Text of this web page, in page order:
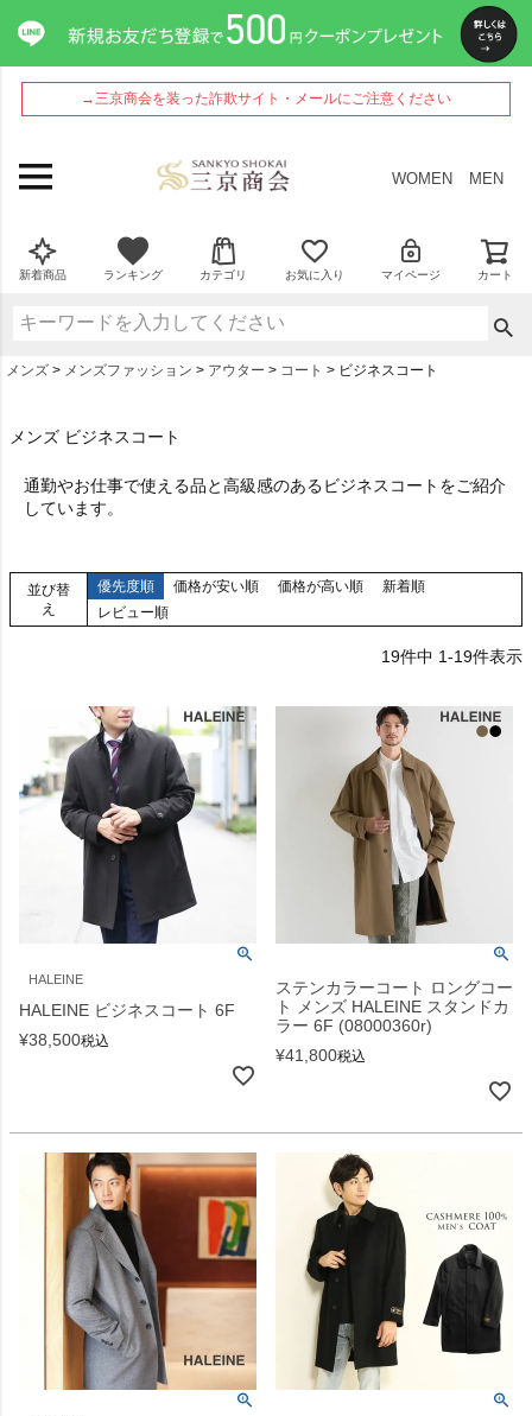
→三京商会を装った詐欺サイト・メールにご注意ください
WOMEN MEN
新着商品 ランキング カテゴリ お気に入り マイページ カート
メンズ メンズファッション アウター コート ビジネスコート
メンズ ビジネスコート
通勤やお仕事で使える品と高級感のあるビジネスコートをご紹介
しています。
並び替
え
優先度順 価格が安い順 価格が高い順
新着順
レビュー順
19件中 1-19件表示
HALEINE
HALEINE ビジネスコート 6F
¥38,500税込
ステンカラーコート ロングコー
ト メンズ HALEINE スタンドカ
ラー 6F (08000360r)
¥41,800税込